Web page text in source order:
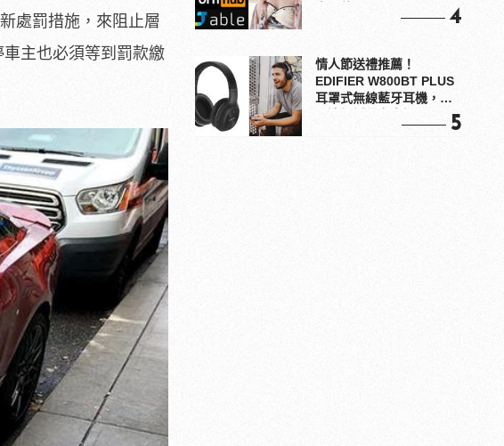
處罰措施，來阻止層
主也必須等到罰款繳
4
情人節送禮推薦！
EDIFIER W800BT PLUS
耳罩式無線藍牙耳機，在
5